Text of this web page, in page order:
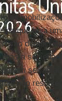
as
que haja
a
ser
não